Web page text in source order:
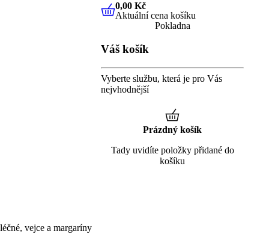
vejce a margaríny
0,00 KčAktuální cena košíku
0,00 Kč
Aktuální cena košíku
Pokladna
Váš košík
Vyberte službu, která je pro Vás
nejvhodnější
Prázdný košík
Tady uvidíte položky přidané do
košíku